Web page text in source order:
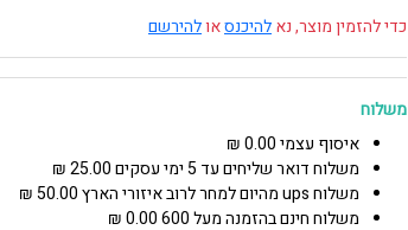
כדי להזמין מוצר, נאלהיכנסאולהירשם
משלוח
איסוף עצמי 0.00 ₪
משלוח דואר שליחים עד 5 ימי עסקים 25.00 ₪
משלוח ups מהיום למחר לרוב איזורי הארץ 50.00 ₪
משלוח חינם בהזמנה מעל 600 0.00 ₪